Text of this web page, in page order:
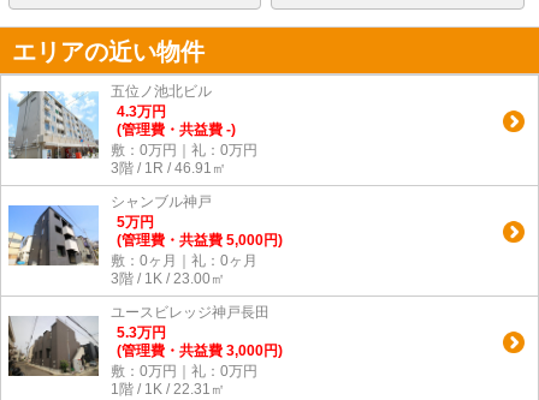
エリアの近い物件
五位ノ池北ビル
4.3万円
(管理費・共益費 -)
敷：0万円｜礼：0万円
3階 / 1R / 46.91㎡
シャンブル神戸
5万円
(管理費・共益費 5,000円)
敷：0ヶ月｜礼：0ヶ月
3階 / 1K / 23.00㎡
ユースビレッジ神戸長田
5.3万円
(管理費・共益費 3,000円)
敷：0万円｜礼：0万円
1階 / 1K / 22.31㎡